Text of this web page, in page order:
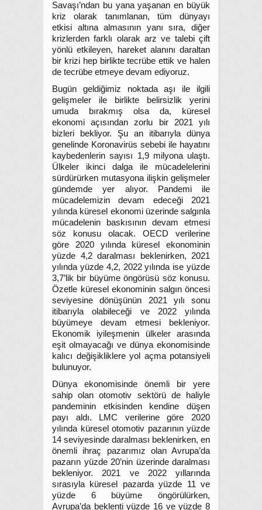
Savaşı’ndan bu yana yaşanan en büyük
kriz olarak tanımlanan, tüm dünyayı
etkisi altına almasının yanı sıra, diğer
krizlerden farklı olarak arz ve talebi çift
yönlü etkileyen, hareket alanını daraltan
bir krizi hep birlikte tecrübe ettik ve halen
de tecrübe etmeye devam ediyoruz.
Bugün geldiğimiz noktada aşı ile ilgili
gelişmeler ile birlikte belirsizlik yerini
umuda bırakmış olsa da, küresel
ekonomi açısından zorlu bir 2021 yılı
bizleri bekliyor. Şu an itibarıyla dünya
genelinde Koronavirüs sebebi ile hayatını
kaybedenlerin sayısı 1,9 milyona ulaştı.
Ülkeler ikinci dalga ile mücadelelerini
sürdürürken mutasyona ilişkin gelişmeler
gündemde yer alıyor. Pandemi ile
mücadelemizin devam edeceği 2021
yılında küresel ekonomi üzerinde salgınla
mücadelenin baskısının devam etmesi
söz konusu olacak. OECD verilerine
göre 2020 yılında küresel ekonominin
yüzde 4,2 daralması beklenirken, 2021
yılında yüzde 4,2, 2022 yılında ise yüzde
3,7’lik bir büyüme öngörüsü söz konusu.
Özetle küresel ekonominin salgın öncesi
seviyesine dönüşünün 2021 yılı sonu
itibarıyla olabileceği ve 2022 yılında
büyümeye devam etmesi bekleniyor.
Ekonomik iyileşmenin ülkeler arasında
eşit olmayacağı ve dünya ekonomisinde
kalıcı değişikliklere yol açma potansiyeli
bulunuyor.
Dünya ekonomisinde önemli bir yere
sahip olan otomotiv sektörü de haliyle
pandeminin etkisinden kendine düşen
payı aldı. LMC verilerine göre 2020
yılında küresel otomotiv pazarının yüzde
14 seviyesinde daralması beklenirken, en
önemli ihraç pazarımız olan Avrupa’da
pazarın yüzde 20’nin üzerinde daralması
bekleniyor. 2021 ve 2022 yıllarında
sırasıyla küresel pazarda yüzde 11 ve
yüzde 6 büyüme öngörülürken,
Avrupa’da beklenti yüzde 16 ve yüzde 8